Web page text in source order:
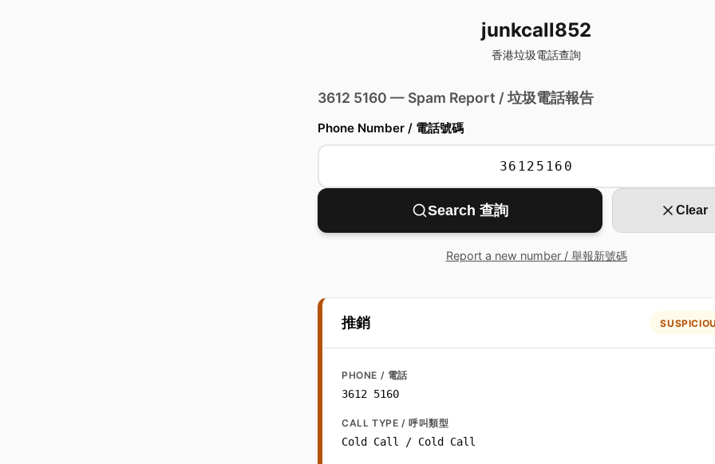
junkcall852
香港垃圾電話查詢
3612 5160 — Spam Report / 垃圾電話報告
Phone Number / 電話號碼
Search 查詢 Clear
Report a new number / 舉報新號碼
推銷
PHONE / 電話
3612 5160
CALL TYPE / 呼叫類型
Cold Call / Cold Call